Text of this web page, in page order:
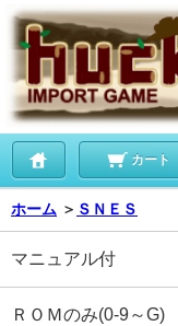
カート
ホーム ＞ ＳＮＥＳ
マニュアル付
ＲＯＭのみ(0-9～G)